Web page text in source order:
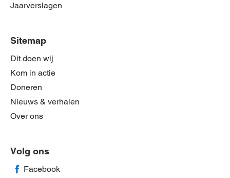
Jaarverslagen
Sitemap
Dit doen wij
Kom in actie
Doneren
Nieuws & verhalen
Over ons
Volg ons
Facebook